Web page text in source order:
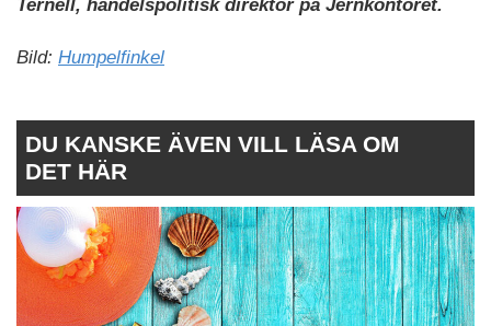
Ternell, handelspolitisk direktör på Jernkontoret.
Bild: Humpelfinkel
DU KANSKE ÄVEN VILL LÄSA OM
DET HÄR